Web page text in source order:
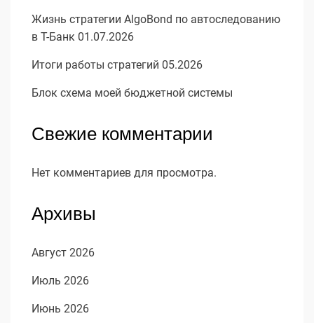
Жизнь стратегии AlgoBond по автоследованию
в Т-Банк 01.07.2026
Итоги работы стратегий 05.2026
Блок схема моей бюджетной системы
Свежие комментарии
Нет комментариев для просмотра.
Архивы
Август 2026
Июль 2026
Июнь 2026